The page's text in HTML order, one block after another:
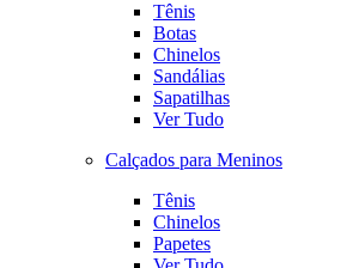
Tênis
Botas
Chinelos
Sandálias
Sapatilhas
Ver Tudo
Calçados para Meninos
Tênis
Chinelos
Papetes